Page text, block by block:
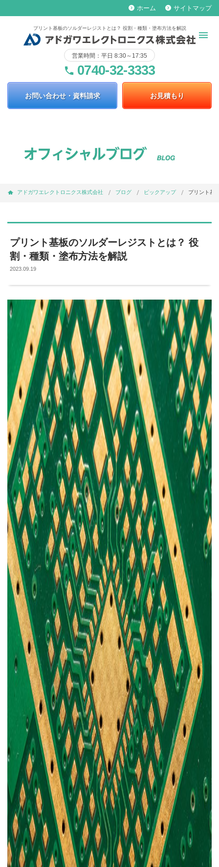
keyboard_arrow_right ホーム keyboard_arrow_right サイトマップ
プリント基板のソルダーレジストとは？ 役割・種類・塗布方法を解説
営業時間：平日 8:30～17:35
phone 0740-32-3333
お問い合わせ・資料請求 お見積もり
アドガワエレクトロニクス株式会社 ブログ ピックアップ プリント基
プリント基板のソルダーレジストとは？ 役
割・種類・塗布方法を解説
2023.09.19